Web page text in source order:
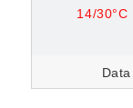
14/30°C